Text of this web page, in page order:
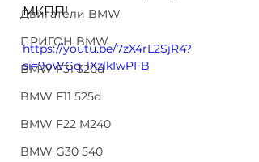
Двигатели BMW
ПРИГОН BMW
BMW F31 320d
BMW F11 525d
BMW F22 M240
BMW G30 540
МКПП!
https://youtu.be/7zX4rL2SjR4?
si=9oWGq_lXzlkIwPFB